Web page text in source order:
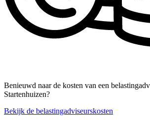
Benieuwd naar de kosten van een
Startenhuizen?
Bekijk de belastingadviseurskosten